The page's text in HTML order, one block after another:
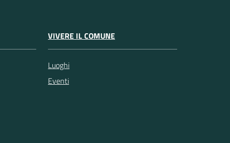
VIVERE IL COMUNE
Luoghi
Eventi